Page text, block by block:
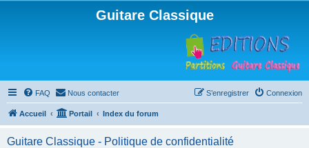
Guitare Classique
FAQ Nous contacter Connexion
S’enregistrer
Accueil Portail Index du forum
Guitare Classique - Politique de confidentialité